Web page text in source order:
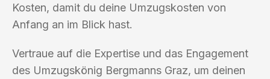
Kosten, damit du deine Umzugskosten von
Anfang an im Blick hast.
Vertraue auf die Expertise und das Engagement
des Umzugskönig Bergmanns Graz, um deinen